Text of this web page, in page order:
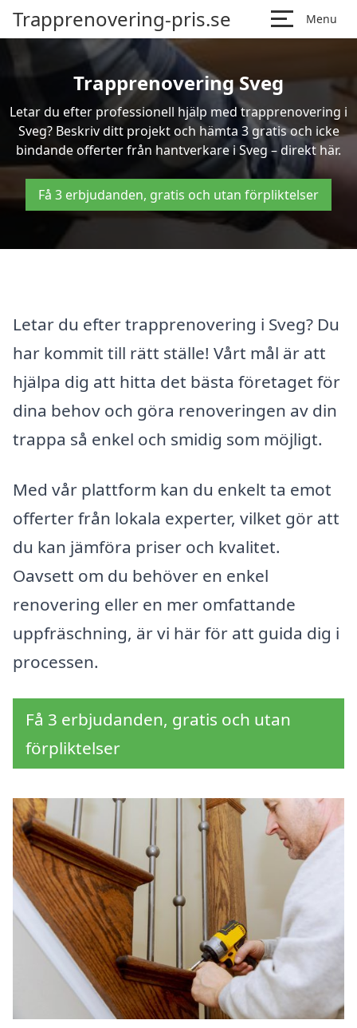
Trapprenovering-pris.se Menu
Trapprenovering Sveg
Letar du efter professionell hjälp med trapprenovering i
Sveg? Beskriv ditt projekt och hämta 3 gratis och icke
bindande offerter från hantverkare i Sveg – direkt här.
Få 3 erbjudanden, gratis och utan förpliktelser
Letar du efter trapprenovering i Sveg? Du
har kommit till rätt ställe! Vårt mål är att
hjälpa dig att hitta det bästa företaget för
dina behov och göra renoveringen av din
trappa så enkel och smidig som möjligt.
Med vår plattform kan du enkelt ta emot
offerter från lokala experter, vilket gör att
du kan jämföra priser och kvalitet.
Oavsett om du behöver en enkel
renovering eller en mer omfattande
uppfräschning, är vi här för att guida dig i
processen.
Få 3 erbjudanden, gratis och utan
förpliktelser